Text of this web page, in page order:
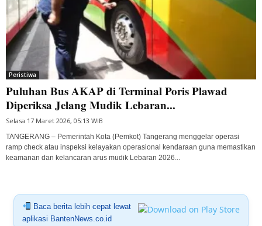
Peristiwa
Puluhan Bus AKAP di Terminal Poris Plawad
Diperiksa Jelang Mudik Lebaran...
Selasa 17 Maret 2026, 05:13 WIB
TANGERANG – Pemerintah Kota (Pemkot) Tangerang menggelar operasi
ramp check atau inspeksi kelayakan operasional kendaraan guna memastikan
keamanan dan kelancaran arus mudik Lebaran 2026...
Baca berita lebih cepat lewat
aplikasi BantenNews.co.id